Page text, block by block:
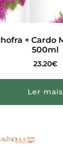
+ Cardo
500ml
23.20€
Ler mais